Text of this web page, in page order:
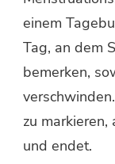
einem
Tag, an dem
bemerken,
zu
und endet.